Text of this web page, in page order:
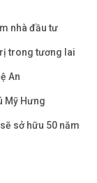
nhà đầu tư
trong tương lai
An
Mỹ Hưng
sở hữu 50 năm